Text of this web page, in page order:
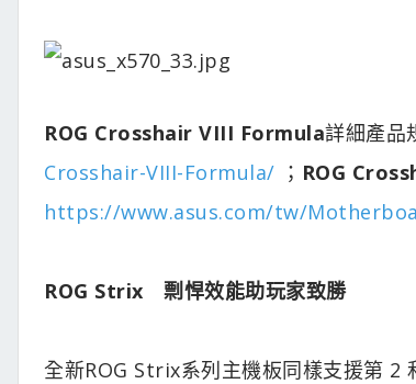
ROG Crosshair VIII Formula詳細產品
Crosshair-VIII-Formula/ ； ROG
https://www.asus.com/tw/
ROG Strix 剽悍效能助玩家致勝
全新ROG Strix系列主機板同樣支援第 2